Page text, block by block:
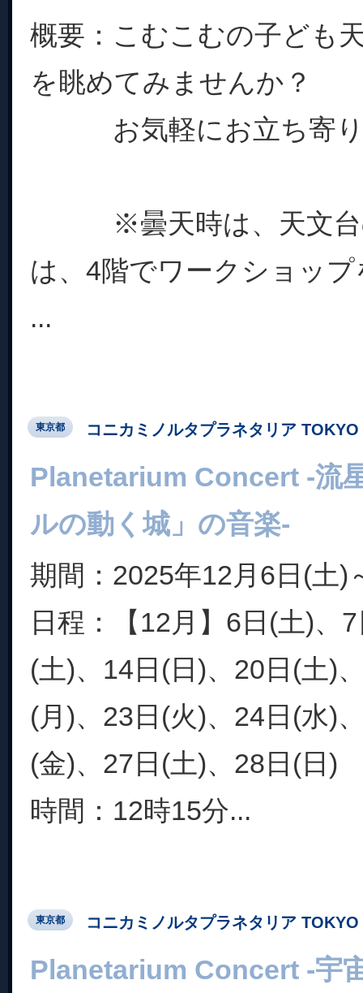
概要：こむこむの子ども
を眺めてみません
お気軽にお立ち寄り
※曇天時は、天文台
は、4階でワークショッ
...
東京都 コニカミノルタプラネタリア TOKYO
Planetarium Concert -流
ルの動く城」の音楽-
期間：2025年12月6日(土)
日程：【12月】6日(土)、
(土)、14日(日)、20日(土)
(月)、23日(火)、24日(水)
(金)、27日(土)、28日(日)
時間：12時15分...
東京都 コニカミノルタプラネタリア TOKYO
Planetarium Concert -宇